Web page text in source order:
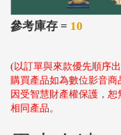
參考庫存 = 10
(以訂單與來款優先順序
購買產品如為數位影音商
因受智慧財產權保護，
相同產品。